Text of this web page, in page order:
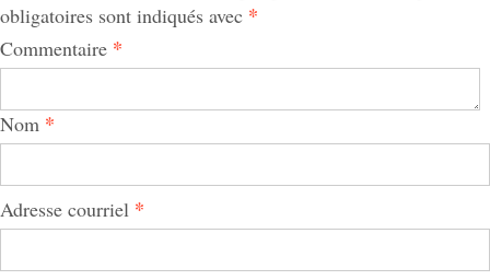
obligatoires sont indiqués avec *
Commentaire *
Nom *
Adresse courriel *